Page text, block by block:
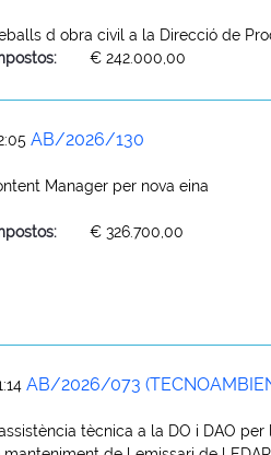
d obra civil a la Direcció de
€ 242.000,00
AB/2026/130
Manager per nova eina
€ 326.700,00
AB/2026/073
tècnica a la DO i DAO per l